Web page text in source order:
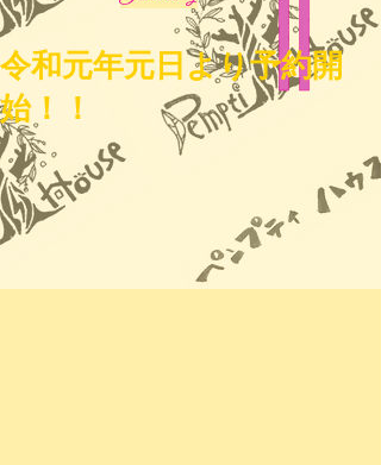
令和元年元日より予約開
始！！